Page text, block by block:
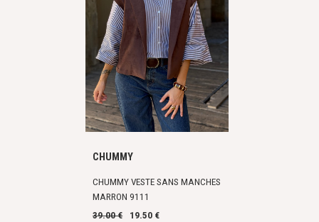
CHUMMY
CHUMMY VESTE SANS MANCHES
MARRON 9111
39.00 €
19.50 €